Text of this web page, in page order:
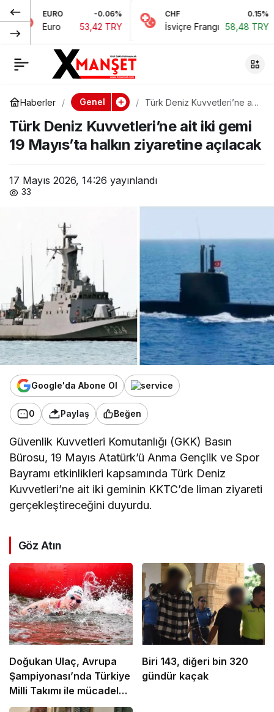
EURO -0.06%
53,42 TRY
CHF
İsviçre Frangı 58,48 TRY
Haberler Genel
Türk Deniz Kuvvetleri’ne ait
ziyaretine açılacak
Türk Deniz Kuvvetleri’ne ait iki gemi
19 Mayıs’ta halkın ziyaretine açılacak
17 Mayıs 2026, 14:26 yayınlandı
33
Google'da Abone Ol
0 Paylaş Beğen
Güvenlik Kuvvetleri Komutanlığı (GKK) Basın
Bürosu, 19 Mayıs Atatürk’ü Anma Gençlik ve Spor
Bayramı etkinlikleri kapsamında Türk Deniz
Kuvvetleri’ne ait iki geminin KKTC’de liman ziyareti
gerçekleştireceğini duyurdu.
Göz Atın
Doğukan Ulaç, Avrupa
Şampiyonası’nda Türkiye
Milli Takımı ile mücadele
etti
Biri 143, diğeri bin 320
gündür kaçak
Türkiye’ye giriş
yasağı kalkan
Düzgün Ankara’dan
paylaştı: Teşekkürler
Tufan Erhürman
Paylaş